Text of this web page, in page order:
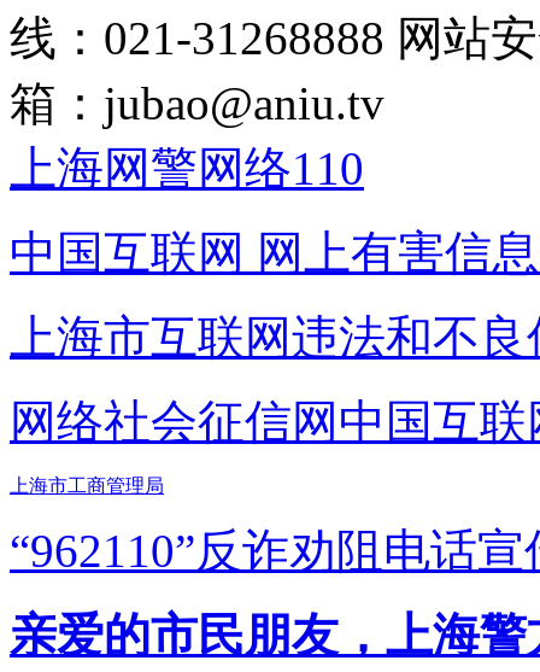
线：021-31268888 网站
箱： jubao@aniu.tv
上海网警网络110
中国互联网 网上有害信
上海市互联网违法和不
网络社会征信网 中国互
上海市工商管理局
“962110”反诈劝阻电话宣
亲爱的市民朋友，上海